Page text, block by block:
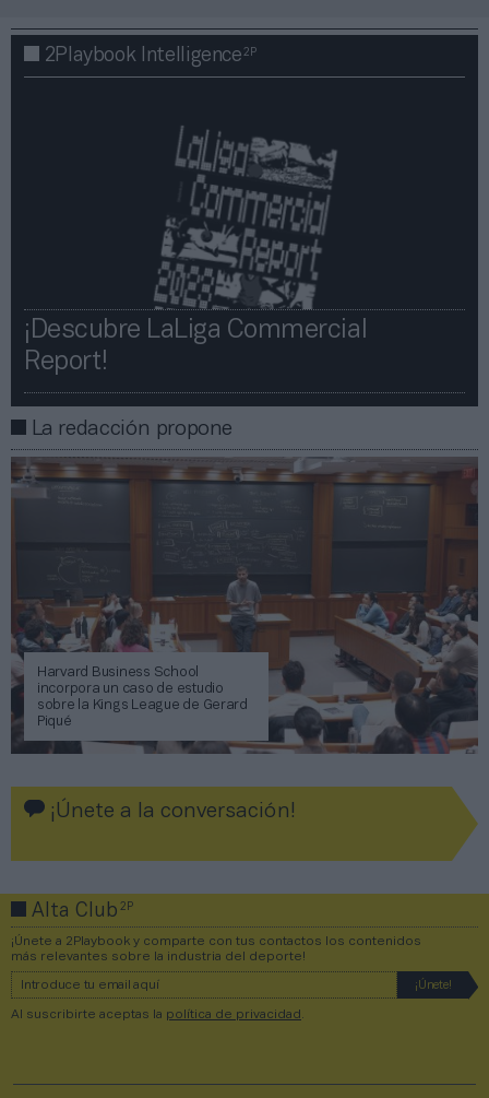
2Playbook Intelligence2P
¡Descubre LaLiga Commercial
Report!​​
La redacción propone
Harvard Business School
incorpora un caso de estudio
sobre la Kings League de Gerard
Piqué
¡Únete a la conversación!
Alta Club2P
¡Únete a 2Playbook y comparte con tus contactos los contenidos
más relevantes sobre la industria del deporte!
Al suscribirte aceptas la política de privacidad .